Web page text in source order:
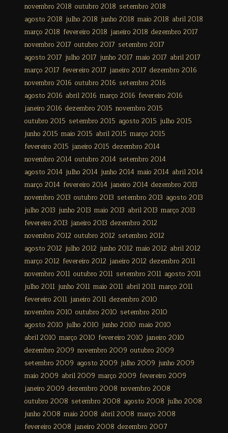
novembro 2018 outubro 2018 setembro 2018
agosto 2018 julho 2018 junho 2018 maio 2018 abril 2018
março 2018 fevereiro 2018 janeiro 2018 dezembro 2017
novembro 2017 outubro 2017 setembro 2017
agosto 2017 julho 2017 junho 2017 maio 2017 abril 2017
março 2017 fevereiro 2017 janeiro 2017 dezembro 2016
novembro 2016 outubro 2016 setembro 2016
agosto 2016 abril 2016 março 2016 fevereiro 2016
janeiro 2016 dezembro 2015 novembro 2015
outubro 2015 setembro 2015 agosto 2015 julho 2015
junho 2015 maio 2015 abril 2015 março 2015
fevereiro 2015 janeiro 2015 dezembro 2014
novembro 2014 outubro 2014 setembro 2014
agosto 2014 julho 2014 junho 2014 maio 2014 abril 2014
março 2014 fevereiro 2014 janeiro 2014 dezembro 2013
novembro 2013 outubro 2013 setembro 2013 agosto 2013
julho 2013 junho 2013 maio 2013 abril 2013 março 2013
fevereiro 2013 janeiro 2013 dezembro 2012
novembro 2012 outubro 2012 setembro 2012
agosto 2012 julho 2012 junho 2012 maio 2012 abril 2012
março 2012 fevereiro 2012 janeiro 2012 dezembro 2011
novembro 2011 outubro 2011 setembro 2011 agosto 2011
julho 2011 junho 2011 maio 2011 abril 2011 março 2011
fevereiro 2011 janeiro 2011 dezembro 2010
novembro 2010 outubro 2010 setembro 2010
agosto 2010 julho 2010 junho 2010 maio 2010
abril 2010 março 2010 fevereiro 2010 janeiro 2010
dezembro 2009 novembro 2009 outubro 2009
setembro 2009 agosto 2009 julho 2009 junho 2009
maio 2009 abril 2009 março 2009 fevereiro 2009
janeiro 2009 dezembro 2008 novembro 2008
outubro 2008 setembro 2008 agosto 2008 julho 2008
junho 2008 maio 2008 abril 2008 março 2008
fevereiro 2008 janeiro 2008 dezembro 2007